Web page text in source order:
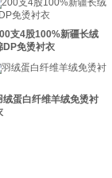
支4股100%新疆长绒
DP免烫衬衣
绒蛋白纤维羊绒免烫衬
字